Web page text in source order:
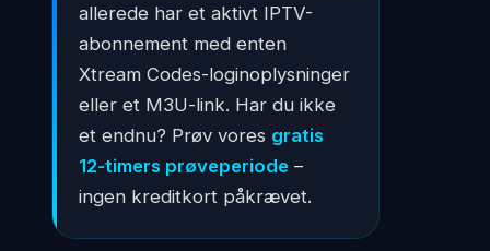
allerede har et aktivt IPTV-
abonnement med enten
Xtream Codes-loginoplysninger
eller et M3U-link. Har du ikke
et endnu? Prøv vores gratis
12-timers prøveperiode–
ingen kreditkort påkrævet.